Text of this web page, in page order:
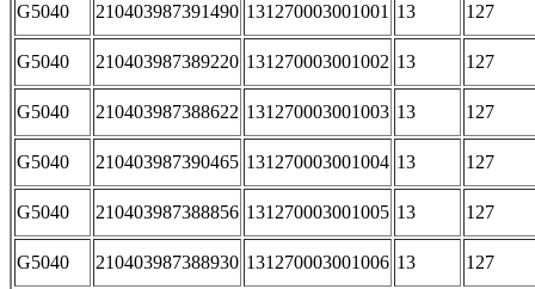
G5040 210403987391490 131270003001001 13 127
G5040 210403987389220 131270003001002 13 127
G5040 210403987388622 131270003001003 13 127
G5040 210403987390465 131270003001004 13 127
G5040 210403987388856 131270003001005 13 127
G5040 210403987388930 131270003001006 13 127